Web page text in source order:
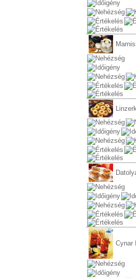
Cynar